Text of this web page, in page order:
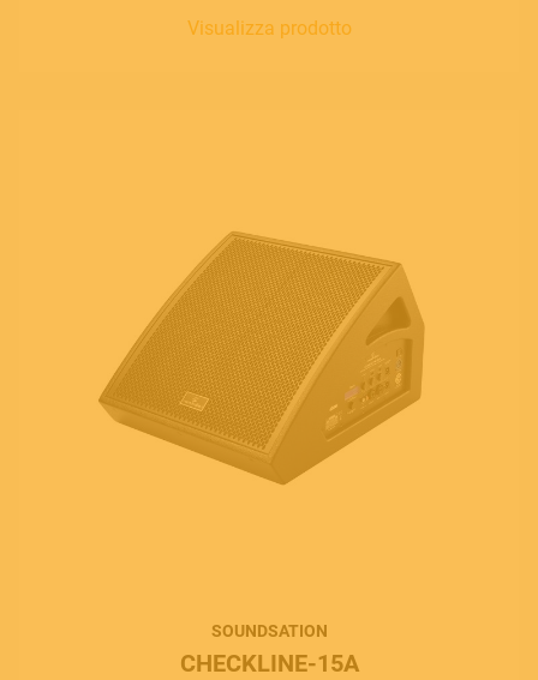
Visualizza prodotto
SOUNDSATION
CHECKLINE-15A